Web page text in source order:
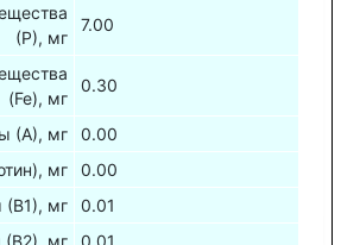
(Р), мг
7.00
(Fe), мг
0.30
(А), мг
0.00
мг
0.00
(В1), мг
0.01
(В2), мг
0.01